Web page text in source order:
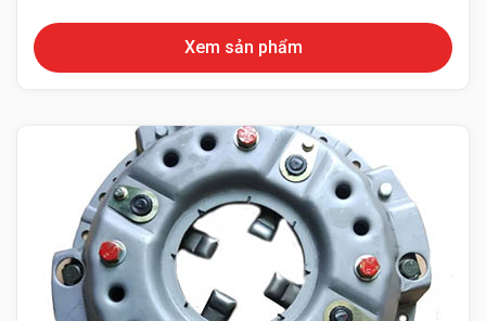
Mâm ép xe nâng – Mâm ép ly hợp xe nâng
Công ty TNHH TM DV Thiết Bị Kỹ Thuật An Phát chuyên
cung cấpphụ tùng xe nângnhập khẩu từ Bỉ Châu Âu,
Dịch vụ sửa chữa xe nâng tại TPHCM giá tốt nhất.
Với đội ngũ nhân viên được đào tạo kỹ thuật bài bảng, với
kinh nghiệm trên 10 năm trong nghề đảm bảo cung cấp
Xem sản phẩm